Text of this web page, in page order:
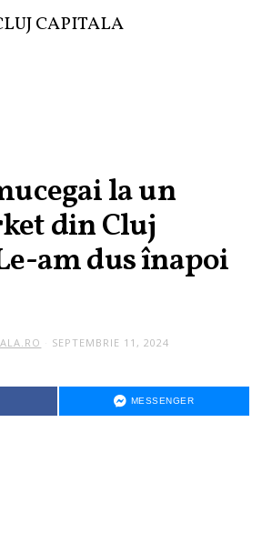
CAPITALA
la un
din Cluj
am dus înapoi
SEPTEMBRIE 11, 2024
MESSENGER